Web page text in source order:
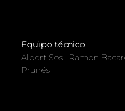
Equipo técnico
Albert Sos , Ramon
Prunés